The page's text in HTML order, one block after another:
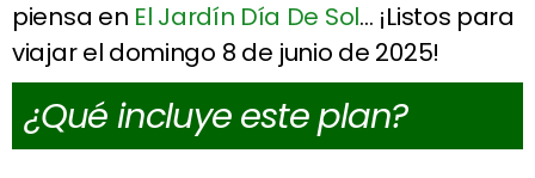
piensa en El Jardín Día De Sol… ¡Listos para
viajar el domingo 8 de junio de 2025!
¿Qué incluye este plan?